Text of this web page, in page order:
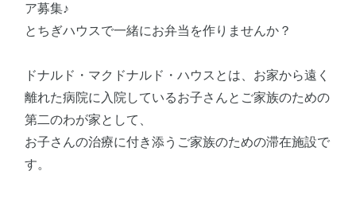
ア募集♪
とちぎハウスで一緒にお弁当を作りませんか？
ドナルド・マクドナルド・ハウスとは、お家から遠く
離れた病院に入院しているお子さんとご家族のための
第二のわが家として、
お子さんの治療に付き添うご家族のための滞在施設で
す。